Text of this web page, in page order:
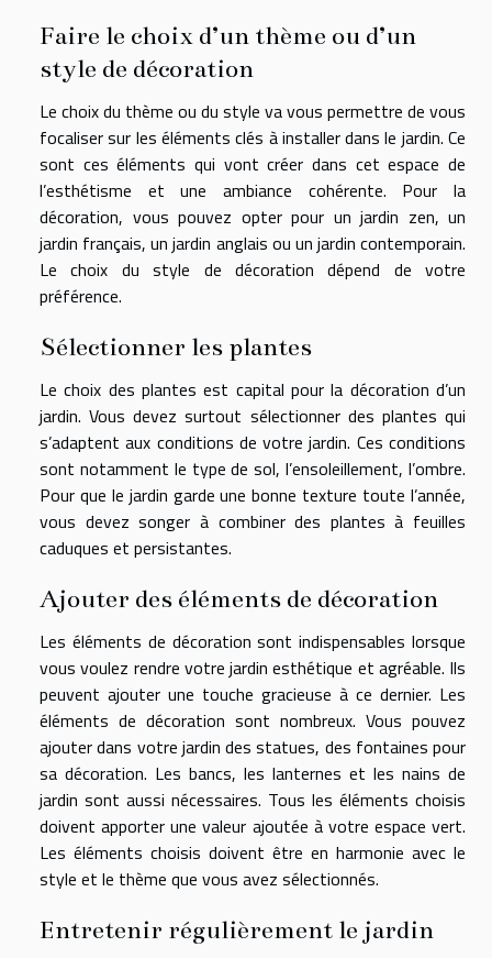
Faire le choix d’un thème ou d’un
style de décoration
Le choix du thème ou du style va vous permettre de vous
focaliser sur les éléments clés à installer dans le jardin. Ce
sont ces éléments qui vont créer dans cet espace de
l’esthétisme et une ambiance cohérente. Pour la
décoration, vous pouvez opter pour un jardin zen, un
jardin français, un jardin anglais ou un jardin contemporain.
Le choix du style de décoration dépend de votre
préférence.
Sélectionner les plantes
Le choix des plantes est capital pour la décoration d’un
jardin. Vous devez surtout sélectionner des plantes qui
s’adaptent aux conditions de votre jardin. Ces conditions
sont notamment le type de sol, l’ensoleillement, l’ombre.
Pour que le jardin garde une bonne texture toute l’année,
vous devez songer à combiner des plantes à feuilles
caduques et persistantes.
Ajouter des éléments de décoration
Les éléments de décoration sont indispensables lorsque
vous voulez rendre votre jardin esthétique et agréable. Ils
peuvent ajouter une touche gracieuse à ce dernier. Les
éléments de décoration sont nombreux. Vous pouvez
ajouter dans votre jardin des statues, des fontaines pour
sa décoration. Les bancs, les lanternes et les nains de
jardin sont aussi nécessaires. Tous les éléments choisis
doivent apporter une valeur ajoutée à votre espace vert.
Les éléments choisis doivent être en harmonie avec le
style et le thème que vous avez sélectionnés.
Entretenir régulièrement le jardin